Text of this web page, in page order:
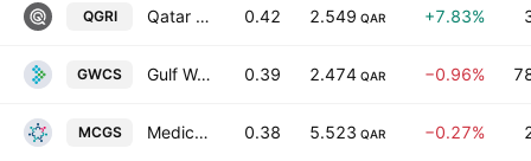
QGRI Qatar General Insurance & Reinsurance Company Q.P.S.C. 0.42 2.549 QAR +7.83%
GWCS Gulf Warehousing Co. 0.39 2.474 QAR −0.96%
MCGS Medicare Group QSC 0.38 5.523 QAR −0.27%